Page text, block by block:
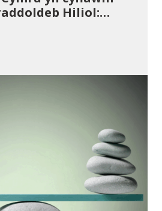
Hiliol:
chwarae eu rhan
wrth-hiliol